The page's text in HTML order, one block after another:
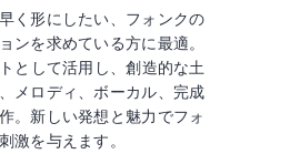
く形にしたい、フォンクの
ンを求めている方に最適。
として活用し、創造的な土
メロディ、ボーカル、完成
。新しい発想と魅力でフォ
激を与えます。